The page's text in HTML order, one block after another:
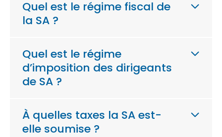
Quel est le régime fiscal de
la SA ?
Quel est le régime
d’imposition des dirigeants
de SA ?
À quelles taxes la SA est-
elle soumise ?